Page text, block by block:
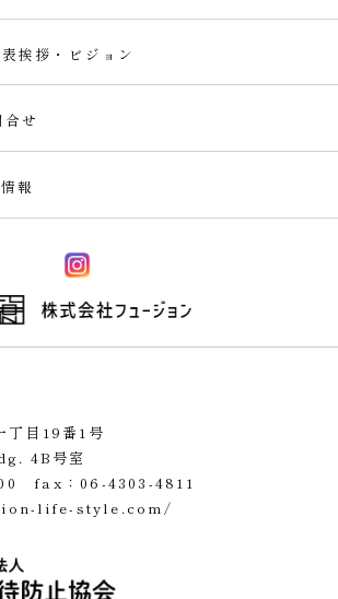
挨拶・ビジョン
せ
報
丁目19番1号
4B号室
fax：06-4303-4811
life-style.com/